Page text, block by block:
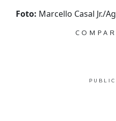
Foto: Marcello Casal Jr./